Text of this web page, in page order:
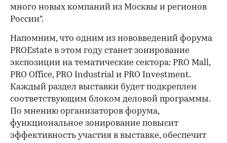
много новых компаний из Москвы и регионов
России".
Напомним, что одним из нововведений форума
PROEstate в этом году станет зонирование
экспозиции на тематические сектора: PRO Mall,
PRO Office, PRO Industrial и PRO Investment.
Каждый раздел выставки будет подкреплен
соответствующим блоком деловой программы.
По мнению организаторов форума,
функциональное зонирование повысит
эффективность участия в выставке, обеспечит